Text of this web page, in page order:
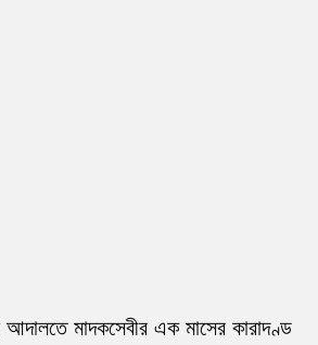
আদালতে মাদকসেবীর এক মাসের কারাদণ্ড